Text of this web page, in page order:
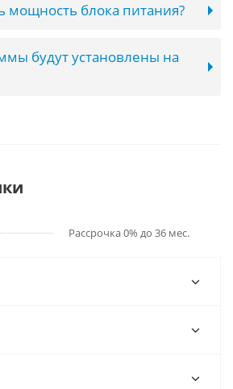
мощность блока питания?
будут установлены на
Рассрочка 0% до 36 мес.